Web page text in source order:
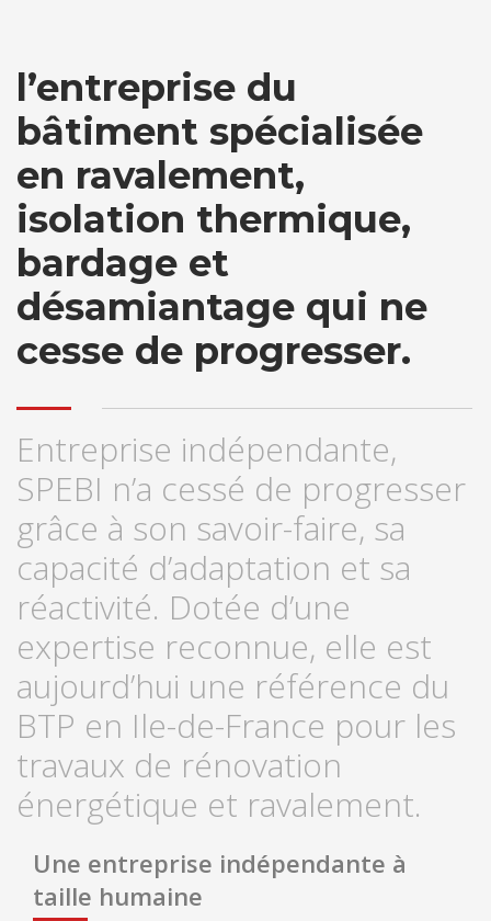
l’entreprise du
bâtiment spécialisée
en ravalement,
isolation thermique,
bardage et
désamiantage qui ne
cesse de progresser.
Entreprise indépendante,
SPEBI n’a cessé de progresser
grâce à son savoir-faire, sa
capacité d’adaptation et sa
réactivité. Dotée d’une
expertise reconnue, elle est
aujourd’hui une référence du
BTP en Ile-de-France pour les
travaux de rénovation
énergétique et ravalement.
Une entreprise indépendante à
taille humaine